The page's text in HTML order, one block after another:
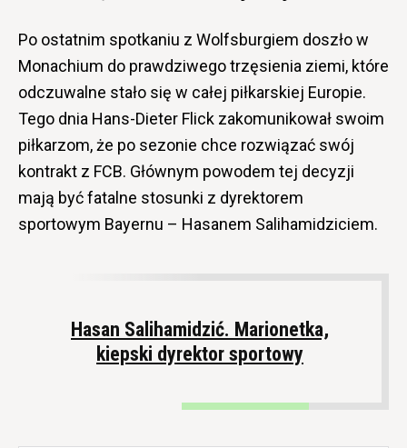
Po ostatnim spotkaniu z Wolfsburgiem doszło w
Monachium do prawdziwego trzęsienia ziemi, które
odczuwalne stało się w całej piłkarskiej Europie.
Tego dnia Hans-Dieter Flick zakomunikował swoim
piłkarzom, że po sezonie chce rozwiązać swój
kontrakt z FCB. Głównym powodem tej decyzji
mają być fatalne stosunki z dyrektorem
sportowym Bayernu – Hasanem Salihamidziciem.
Hasan Salihamidzić. Marionetka,
kiepski dyrektor sportowy